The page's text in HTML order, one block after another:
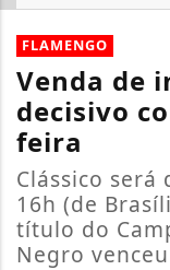
EM ALTA
FLAMENGO
Venda de
decisivo
feira
Clássico
16h (de
título do
Negro